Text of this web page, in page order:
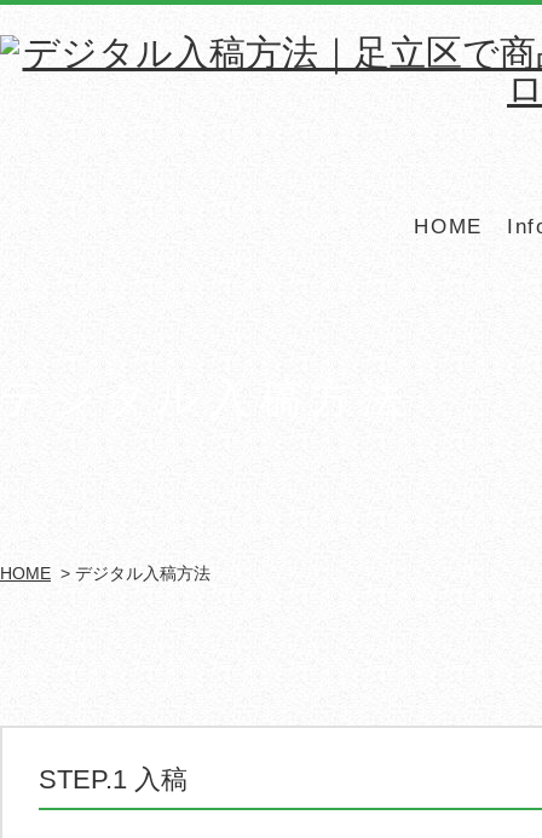
HOME
HOME デジタル入稿方法
STEP.1 入稿